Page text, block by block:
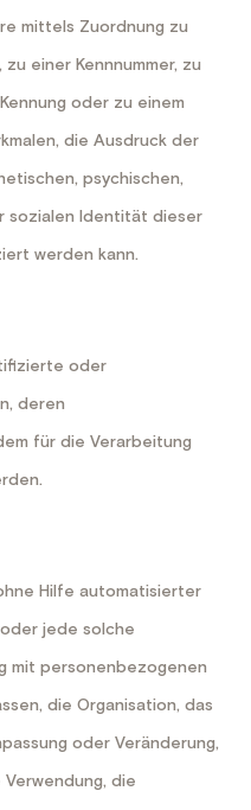
mittels Zuordnung zu
einer Kennnummer, zu
oder zu einem
die Ausdruck der
psychischen,
sozialen Identität dieser
werden kann.
oder
deren
für die Verarbeitung
Hilfe automatisierter
jede solche
mit personenbezogenen
die Organisation, das
oder Veränderung,
die